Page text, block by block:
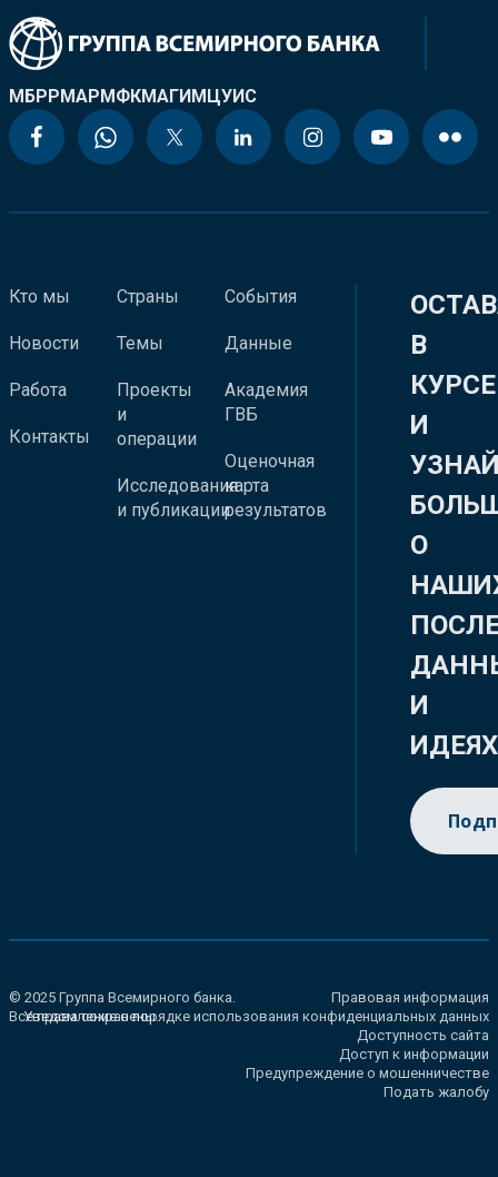
МБРРМАРМФКМАГИМЦУИС
Кто мы
Новости
Работа
Контакты
Страны
Темы
Проекты
и
операции
Исследования
и публикации
События
Данные
Академия
ГВБ
Оценочная
карта
результатов
В
КУРСЕ
И
О
И
ИДЕЯХ
© 2025 Группа Всемирного банка.
Все права сохранены.
Правовая информация
Уведомление о порядке использования конфиденциальных данных
Доступность сайта
Доступ к информации
Предупреждение о мошенничестве
Подать жалобу